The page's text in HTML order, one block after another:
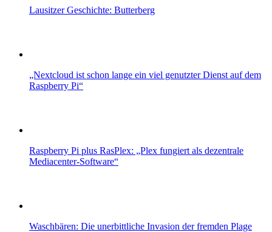
Lausitzer Geschichte: Butterberg
„Nextcloud ist schon lange ein viel genutzter Dienst auf dem
Raspberry Pi“
Raspberry Pi plus RasPlex: „Plex fungiert als dezentrale
Mediacenter-Software“
Waschbären: Die unerbittliche Invasion der fremden Plage